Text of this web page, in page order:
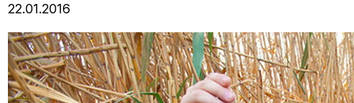
22.01.2016